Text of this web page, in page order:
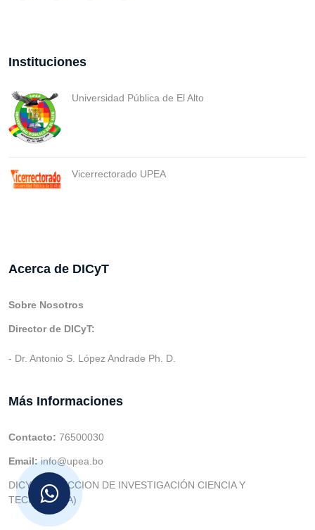
Instituciones
Universidad Pública de El Alto
Vicerrectorado UPEA
Acerca de DICyT
Sobre Nosotros
Director de DICyT:
- Dr. Antonio S. López Andrade Ph. D.
Más Informaciones
Contacto: 76500030
Email:info@upea.bo
DICYT (DIRECCION DE INVESTIGACIÓN CIENCIA Y
TECNOLOGIA)